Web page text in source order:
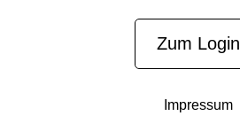
Zum Login
Impressum